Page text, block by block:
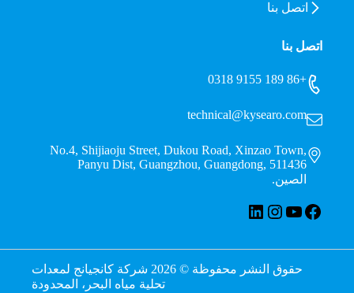
اتصل بنا
اتصل بنا
+86 189 9155 0318
technical@kysearo.com
No.4, Shijiaoju Street, Dukou Road, Xinzao Town,
Panyu Dist, Guangzhou, Guangdong, 511436
الصين.
فيسبوك
يوتيوب
إنستجرام
لينكد إن
حقوق النشر محفوظة © 2026 شركة كانجيانج لمعدات
تحلية مياه البحر، المحدودة